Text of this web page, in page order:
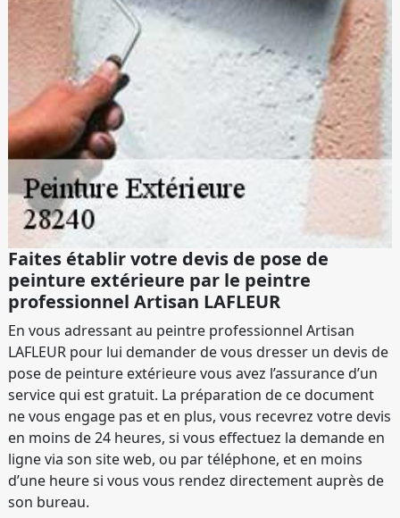
Faites établir votre devis de pose de
peinture extérieure par le peintre
professionnel Artisan LAFLEUR
En vous adressant au peintre professionnel Artisan
LAFLEUR pour lui demander de vous dresser un devis de
pose de peinture extérieure vous avez l’assurance d’un
service qui est gratuit. La préparation de ce document
ne vous engage pas et en plus, vous recevrez votre devis
en moins de 24 heures, si vous effectuez la demande en
ligne via son site web, ou par téléphone, et en moins
d’une heure si vous vous rendez directement auprès de
son bureau.